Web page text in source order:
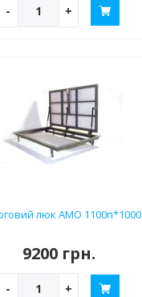
- +
люк АМО 1100п*1000
9200 грн.
- +